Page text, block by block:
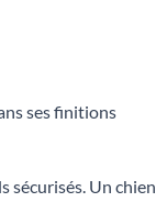
ses finitions
sécurisés. Un chien